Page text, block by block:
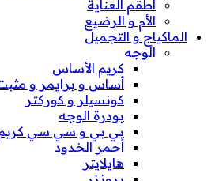
أطقم العناية
الأم و الرضيع
الماكياج و التجميل
الوجه
كريم الأساس
أساس و برايمر و
كونسيلر و كوركتر
بودرة الوجه
بي بي و سي سي
أحمر الخدود
هايلايتر